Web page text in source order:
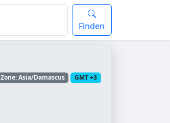
Finden
Zone: Asia/Damascus GMT +3